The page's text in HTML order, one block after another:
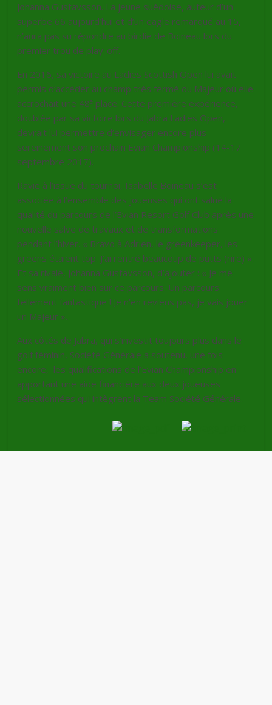
Johanna Gustavsson. La jeune suédoise, auteur d’un
superbe 66 aujourd’hui et d’un eagle remarqué au 15,
n’aura pas su répondre au birdie de Boineau lors du
premier trou de play-off.
En 2016, sa victoire au Ladies Scottish Open lui avait
permis d’accéder au champ très fermé du Majeur où elle
accrochait une 48e place. Cette première expérience,
doublée par sa victoire lors du Jabra Ladies Open,
devrait lui permettre d’envisager encore plus
sereinement son prochain Evian Championship (14-17
septembre 2017).
Ravie à l’issue du tournoi, Isabelle Boineau s’est
associée à l’ensemble des joueuses qui ont salué la
qualité du parcours de l’Evian Resort Golf Club après une
nouvelle salve de travaux et de transformations
pendant l’hiver. « Bravo à Adrien, le greenkeeper, les
greens étaient top. J’ai rentré beaucoup de putts (rire) ».
Et sa rivale, Johanna Gustavsson, d’ajouter : « Je me
sens vraiment bien sur ce parcours. Un parcours
tellement fantastique ! Je n’en reviens pas, je vais jouer
un Majeur ».
Aux côtés de Jabra, qui s’investit toujours plus dans le
golf féminin, Société Générale a soutenu, une fois
encore, les qualifications de l’Evian Championship en
apportant une aide financière aux deux joueuses
sélectionnées qui intègrent la Team Société Générale.